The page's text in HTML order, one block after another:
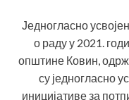
Једногласно
о раду у 2021.
општине Ковин,
су једногласно
иницијативе за